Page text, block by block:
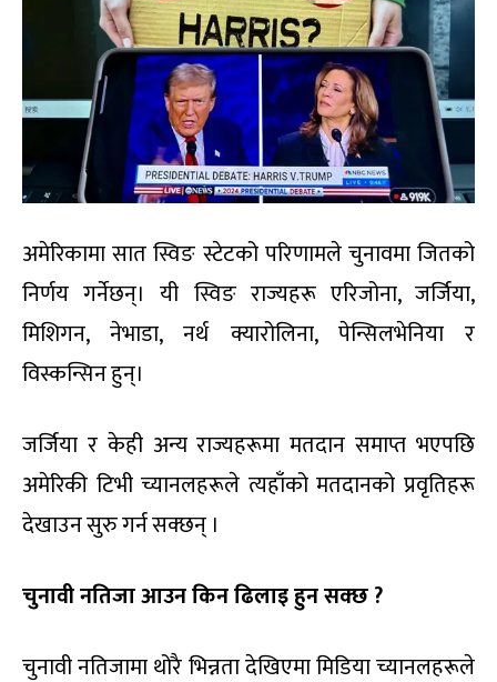
अमेरिकामा सात स्विङ स्टेटको परिणामले चुनावमा जितको
निर्णय गर्नेछन्। यी स्विङ राज्यहरू एरिजोना, जर्जिया,
मिशिगन, नेभाडा, नर्थ क्यारोलिना, पेन्सिलभेनिया र
विस्कन्सिन हुन्।
जर्जिया र केही अन्य राज्यहरूमा मतदान समाप्त भएपछि
अमेरिकी टिभी च्यानलहरूले त्यहाँको मतदानको प्रवृतिहरू
देखाउन सुरु गर्न सक्छन् ।
चुनावी नतिजा आउन किन ढिलाइ हुन सक्छ ?
चुनावी नतिजामा थोरै भिन्नता देखिएमा मिडिया च्यानलहरूले